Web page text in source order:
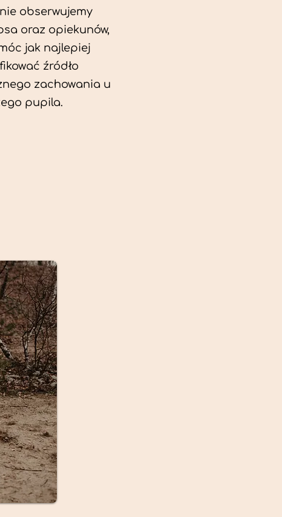
obserwujemy
oraz opiekunów,
jak najlepiej
źródło
zachowania u
pupila.